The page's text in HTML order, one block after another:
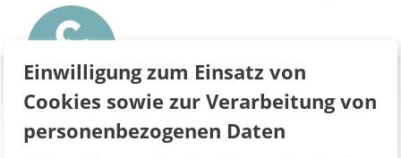
Einwilligung zum Einsatz von
Cookies sowie zur Verarbeitung von
personenbezogenen Daten